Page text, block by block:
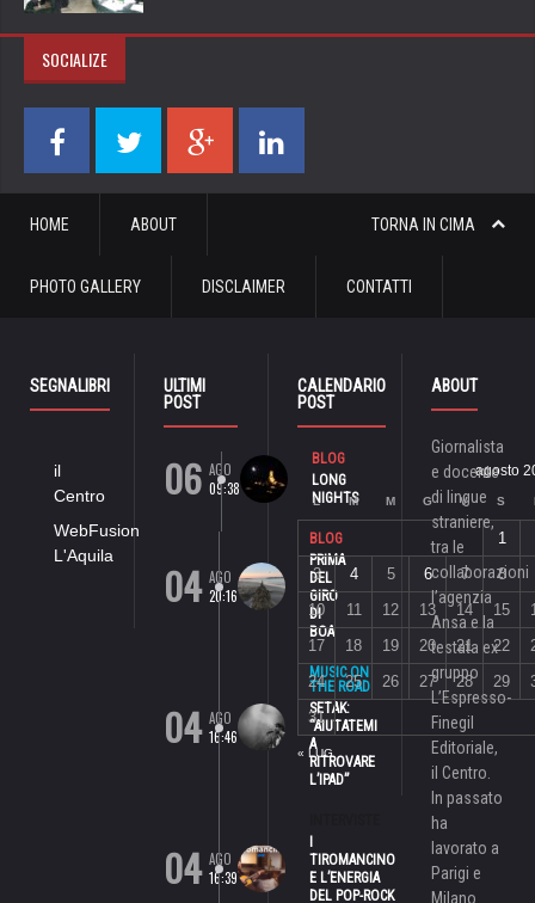
SOCIALIZE
TORNA IN CIMA
HOME ABOUT
PHOTO GALLERY DISCLAIMER CONTATTI
SEGNALIBRI
il
Centro
WebFusion
L'Aquila
ULTIMI
POST
06 AGO
09:38
BLOG
LONG
NIGHTS
04 AGO
20:16
BLOG
PRIMA
DEL
GIRO
DI
BOA
04 AGO
16:46
MUSIC ON
THE ROAD
SETAK:
“AIUTATEMI
A
RITROVARE
L’IPAD”
04 AGO
16:39
I
TIROMANCINO
E L’ENERGIA
DEL POP-ROCK
CALENDARIO
POST
agosto
L M M G V S
« LUG
1
3
4 5 6 7 8
10
11 12 13 14 15
17
18 19 20 21 22
24
25 26 27 28 29
31
ABOUT
Giornalista
e docente
di lingue
straniere,
tra le
collaborazioni
l’agenzia
Ansa e la
testata ex
gruppo
L’Espresso-
Finegil
Editoriale,
il Centro.
In passato
ha
lavorato a
Parigi e
Milano